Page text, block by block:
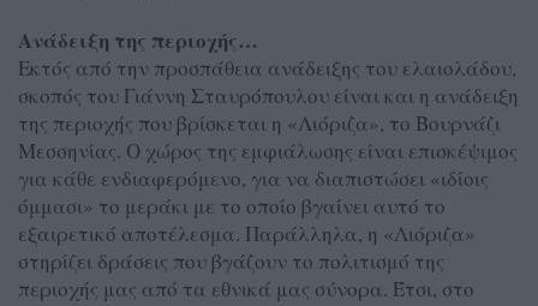
Ανάδειξη της περιοχής…
Εκτός από την προσπάθεια ανάδειξης του ελαιολάδου,
σκοπός του Γιάννη Σταυρόπουλου είναι και η ανάδειξη
της περιοχής που βρίσκεται η «Λιόριζα», το Βουρνάζι
Μεσσηνίας. Ο χώρος της εμφιάλωσης είναι επισκέψιμος
για κάθε ενδιαφερόμενο, για να διαπιστώσει «ιδίοις
όμμασι» το μεράκι με το οποίο βγαίνει αυτό το
εξαιρετικό αποτέλεσμα. Παράλληλα, η «Λιόριζα»
στηρίζει δράσεις που βγάζουν το πολιτισμό της
περιοχής μας από τα εθνικά μας σύνορα. Έτσι, στο